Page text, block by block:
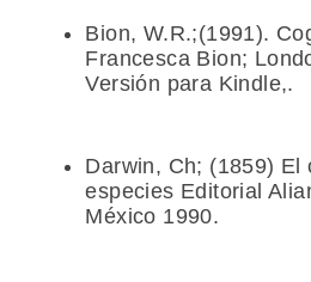
Bion, W.R.;(1991).
Francesca Bion;
Versión para Kindle,.
Darwin, Ch; (1859) El
especies Editorial
México 1990.